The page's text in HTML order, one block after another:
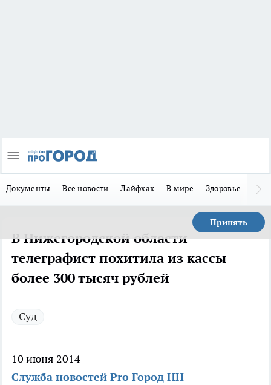
Документы Все новости Лайфхак В мире Здоровье
Принять
В Нижегородской области
телеграфист похитила из кассы
более 300 тысяч рублей
Суд
10 июня 2014
Служба новостей Pro Город НН